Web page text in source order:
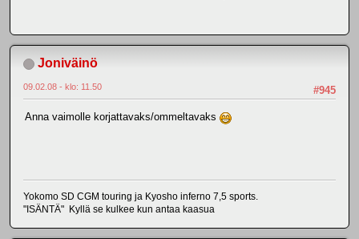
Joniväinö
#945
09.02.08 - klo: 11.50
Anna vaimolle korjattavaks/ommeltavaks
Yokomo SD CGM touring ja Kyosho inferno 7,5 sports.
"ISÄNTÄ" Kyllä se kulkee kun antaa kaasua